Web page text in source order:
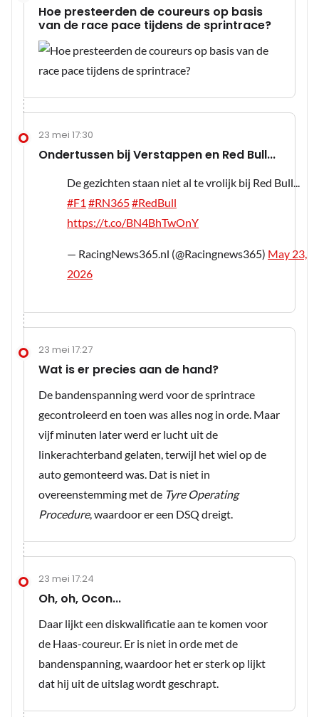
Hoe presteerden de coureurs op basis
van de race pace tijdens de sprintrace?
23 mei 17:30
Ondertussen bij Verstappen en Red Bull...
De gezichten staan niet al te vrolijk bij Red Bull...
#F1 #RN365#RedBull
https://t.co/BN4BhTwOnY
— RacingNews365.nl (@Racingnews365) May 23,
2026
23 mei 17:27
Wat is er precies aan de hand?
De bandenspanning werd voor de sprintrace
gecontroleerd en toen was alles nog in orde. Maar
vijf minuten later werd er lucht uit de
linkerachterband gelaten, terwijl het wiel op de
auto gemonteerd was. Dat is niet in
overeenstemming met de Tyre Operating
Procedure, waardoor er een DSQ dreigt.
23 mei 17:24
Oh, oh, Ocon...
Daar lijkt een diskwalificatie aan te komen voor
de Haas-coureur. Er is niet in orde met de
bandenspanning, waardoor het er sterk op lijkt
dat hij uit de uitslag wordt geschrapt.